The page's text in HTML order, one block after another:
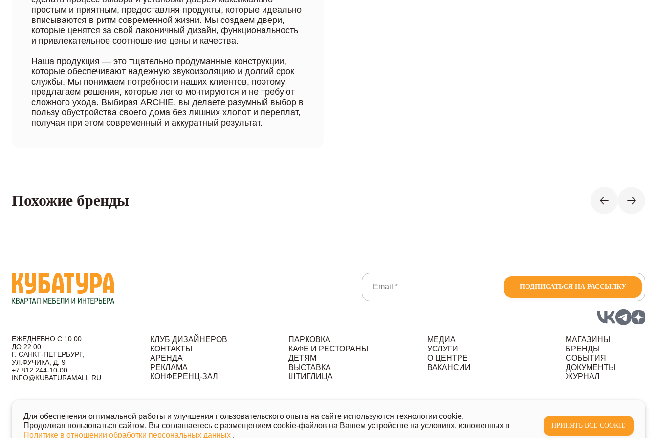
простым и приятным, предоставляя продукты, которые идеально
вписываются в ритм современной жизни. Мы создаем двери,
которые ценятся за свой лаконичный дизайн, функциональность
и привлекательное соотношение цены и качества.
Наша продукция — это тщательно продуманные конструкции,
которые обеспечивают надежную звукоизоляцию и долгий срок
службы. Мы понимаем потребности наших клиентов, поэтому
предлагаем решения, которые легко монтируются и не требуют
сложного ухода. Выбирая ARCHIE, вы делаете разумный выбор в
пользу обустройства своего дома без лишних хлопот и переплат,
получая при этом современный и аккуратный результат.
Похожие бренды
ПОДПИСАТЬСЯ НА РАССЫЛКУ
ЕЖЕДНЕВНО С 10:00
ДО 22:00
Г. САНКТ-ПЕТЕРБУРГ,
УЛ.ФУЧИКА, Д. 9
+7 812 244-10-00
INFO@KUBATURAMALL.RU
КЛУБ ДИЗАЙНЕРОВ
КОНТАКТЫ
АРЕНДА
РЕКЛАМА
КОНФЕРЕНЦ-ЗАЛ
ПАРКОВКА
КАФЕ И РЕСТОРАНЫ
ДЕТЯМ
ВЫСТАВКА
ШТИГЛИЦА
МЕДИА
УСЛУГИ
О ЦЕНТРЕ
ВАКАНСИИ
МАГАЗИНЫ
БРЕНДЫ
СОБЫТИЯ
ДОКУМЕНТЫ
ЖУРНАЛ
© 2026 Кубатура. Квартал мебели и интерьера
Информация о товарах и ценах на сайте не является публичной офертой, носит исключительно информационный характер.
Для обеспечения оптимальной работы и улучшения пользовательского опыта на сайте используются технологии cookie.
Продолжая пользоваться сайтом, Вы соглашаетесь с размещением cookie-файлов на Вашем устройстве на условиях, изложенных в
Политике в отношении обработки персональных данных .
ПРИНЯТЬ ВСЕ COOKIE